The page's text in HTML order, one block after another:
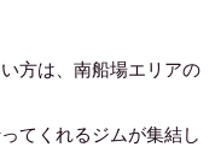
方は、南船場エリアの
てくれるジムが集結し